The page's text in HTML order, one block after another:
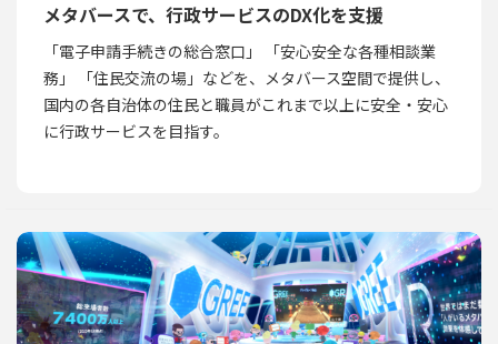
メタバースで、行政サービスのDX化を支援
「電子申請手続きの総合窓口」 「安心安全な各種相談業
務」 「住民交流の場」などを、メタバース空間で提供し、
国内の各自治体の住民と職員がこれまで以上に安全・安心
に行政サービスを目指す。